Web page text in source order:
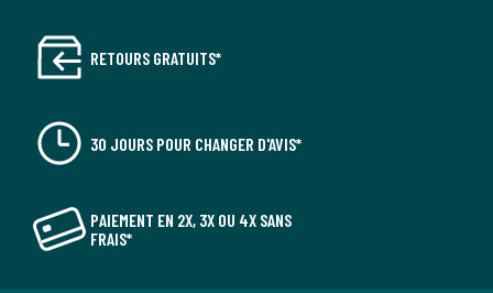
RETOURS GRATUITS*
30 JOURS POUR CHANGER D'AVIS*
PAIEMENT EN 2X, 3X OU 4X SANS
FRAIS*